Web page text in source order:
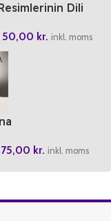
Dili
50,00 kr. inkl. moms
75,00 kr. inkl. moms